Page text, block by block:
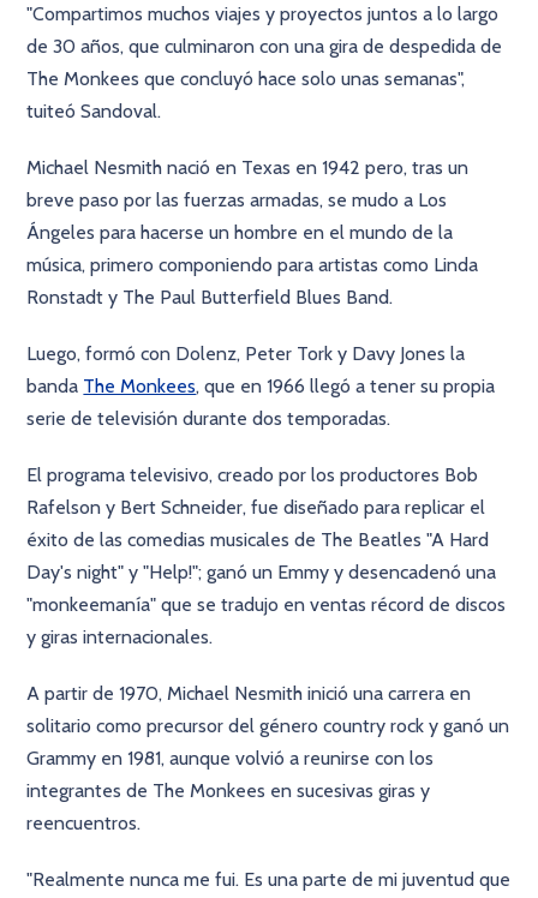
"Compartimos muchos viajes y proyectos juntos a lo largo
de 30 años, que culminaron con una gira de despedida de
The Monkees que concluyó hace solo unas semanas",
tuiteó Sandoval.
Michael Nesmith nació en Texas en 1942 pero, tras un
breve paso por las fuerzas armadas, se mudo a Los
Ángeles para hacerse un hombre en el mundo de la
música, primero componiendo para artistas como Linda
Ronstadt y The Paul Butterfield Blues Band.
Luego, formó con Dolenz, Peter Tork y Davy Jones la
banda The Monkees, que en 1966 llegó a tener su propia
serie de televisión durante dos temporadas.
El programa televisivo, creado por los productores Bob
Rafelson y Bert Schneider, fue diseñado para replicar el
éxito de las comedias musicales de The Beatles "A Hard
Day's night" y "Help!"; ganó un Emmy y desencadenó una
"monkeemanía" que se tradujo en ventas récord de discos
y giras internacionales.
A partir de 1970, Michael Nesmith inició una carrera en
solitario como precursor del género country rock y ganó un
Grammy en 1981, aunque volvió a reunirse con los
integrantes de The Monkees en sucesivas giras y
reencuentros.
"Realmente nunca me fui. Es una parte de mi juventud que